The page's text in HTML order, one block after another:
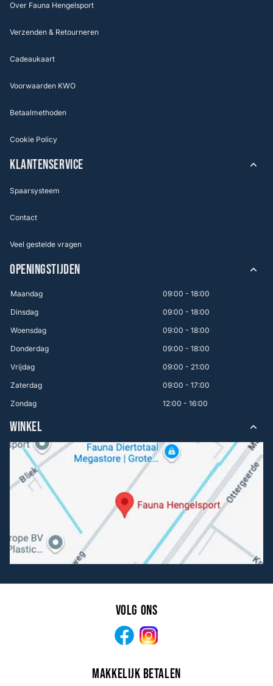
Over Fauna Hengelsport
Verzenden & Retourneren
Cadeaukaart
Voorwaarden KWO
Betaalmethoden
Cookie Policy
KLANTENSERVICE
Spaarsysteem
Contact
Veel gestelde vragen
OPENINGSTIJDEN
Maandag
09:00 - 18:00
Dinsdag
09:00 - 18:00
Woensdag
09:00 - 18:00
Donderdag
09:00 - 18:00
Vrijdag
09:00 - 21:00
Zaterdag
09:00 - 17:00
Zondag
12:00 - 16:00
WINKEL
Volg ons
Facebook
Makkelijk betalen